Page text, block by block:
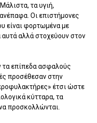
τα υγιή,
Οι επιστήμονες
είναι φορτωμένα με
αυτά αλλά στοχεύουν στον
τα επίπεδα ασφαλούς
προσέθεσαν στην
έτσι ώστε
κύτταρα, τα
προσκολλώνται.